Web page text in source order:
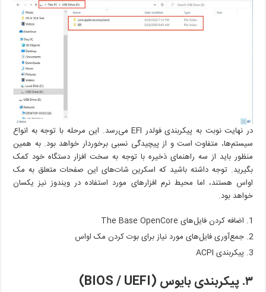
در نهایت نوبت به پیکربندی فولدر EFI می‌رسد. این مرحله با توجه به انواع
سیستم‌ها، متفاوت است و از پیچیدگی نسبی برخوردار خواهد بود. به همین
منظور باید از سه راهنمای ذخیره با توجه به سخت افزار دستگاه خود کمک
بگیرید. توجه داشته باشید که اسکرین شات‌های این صفحات متعلق به مک
اواس هستند، اما محیط نرم افزارهای مورد استفاده در ویندوز نیز یکسان
خواهد بود.
اضافه کردن فایل‌های The Base OpenCore
جمع‌آوری فایل‌های مورد نیاز برای بوت کردن مک اواس
پیکربندی ACPI
۳. پیکربندی بایوس ( BIOS / UEFI
)